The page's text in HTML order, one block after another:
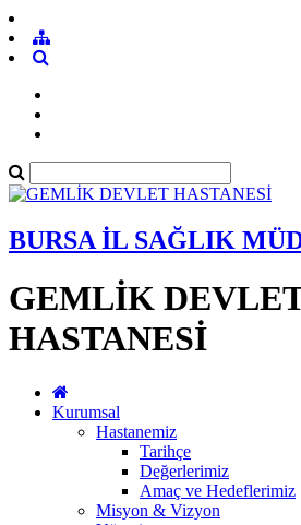
BURSA İL SAĞLIK
GEMLİK
HASTANESİ
Kurumsal
Hastanemiz
Tarihçe
Değerlerimiz
Amaç ve Hedeflerimiz
Misyon & Vizyon